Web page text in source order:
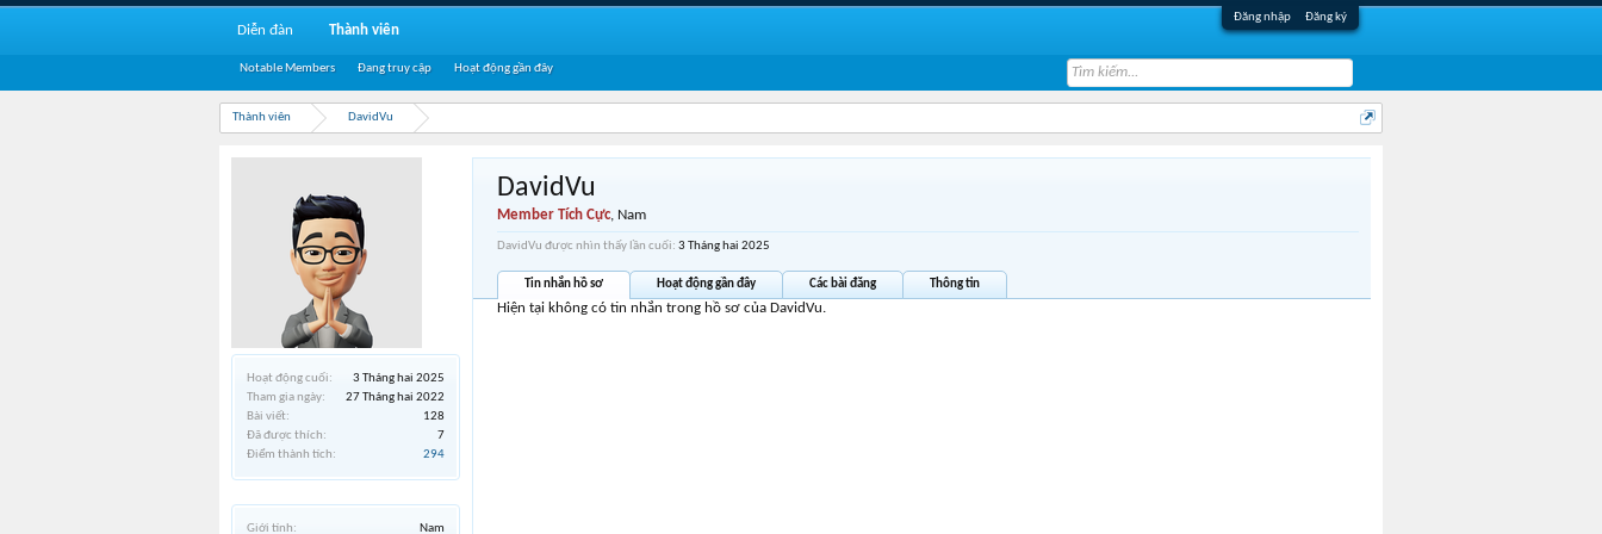
Đăng nhập Đăng ký
Thành viên DavidVu
Hoạt động cuối:
3 Tháng hai 2025
Tham gia ngày:
27 Tháng hai 2022
Bài viết:
128
Đã được thích:
7
Điểm thành tích:
294
Giới tính: Nam
DavidVu
Member Tích Cực, Nam
DavidVu được nhìn thấy lần cuối: 3 Tháng hai 2025
Tin nhắn hồ sơ Hoạt động gần đây Các bài đăng Thông tin
Hiện tại không có tin nhắn trong hồ sơ của DavidVu.
Diễn đàn Thành viên
Notable Members Đang truy cập Hoạt động gần đây